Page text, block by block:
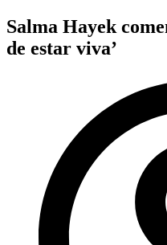
Salma Hayek
de estar viva’